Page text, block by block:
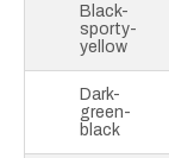
Black-
sporty-
yellow
Dark-
green-
black